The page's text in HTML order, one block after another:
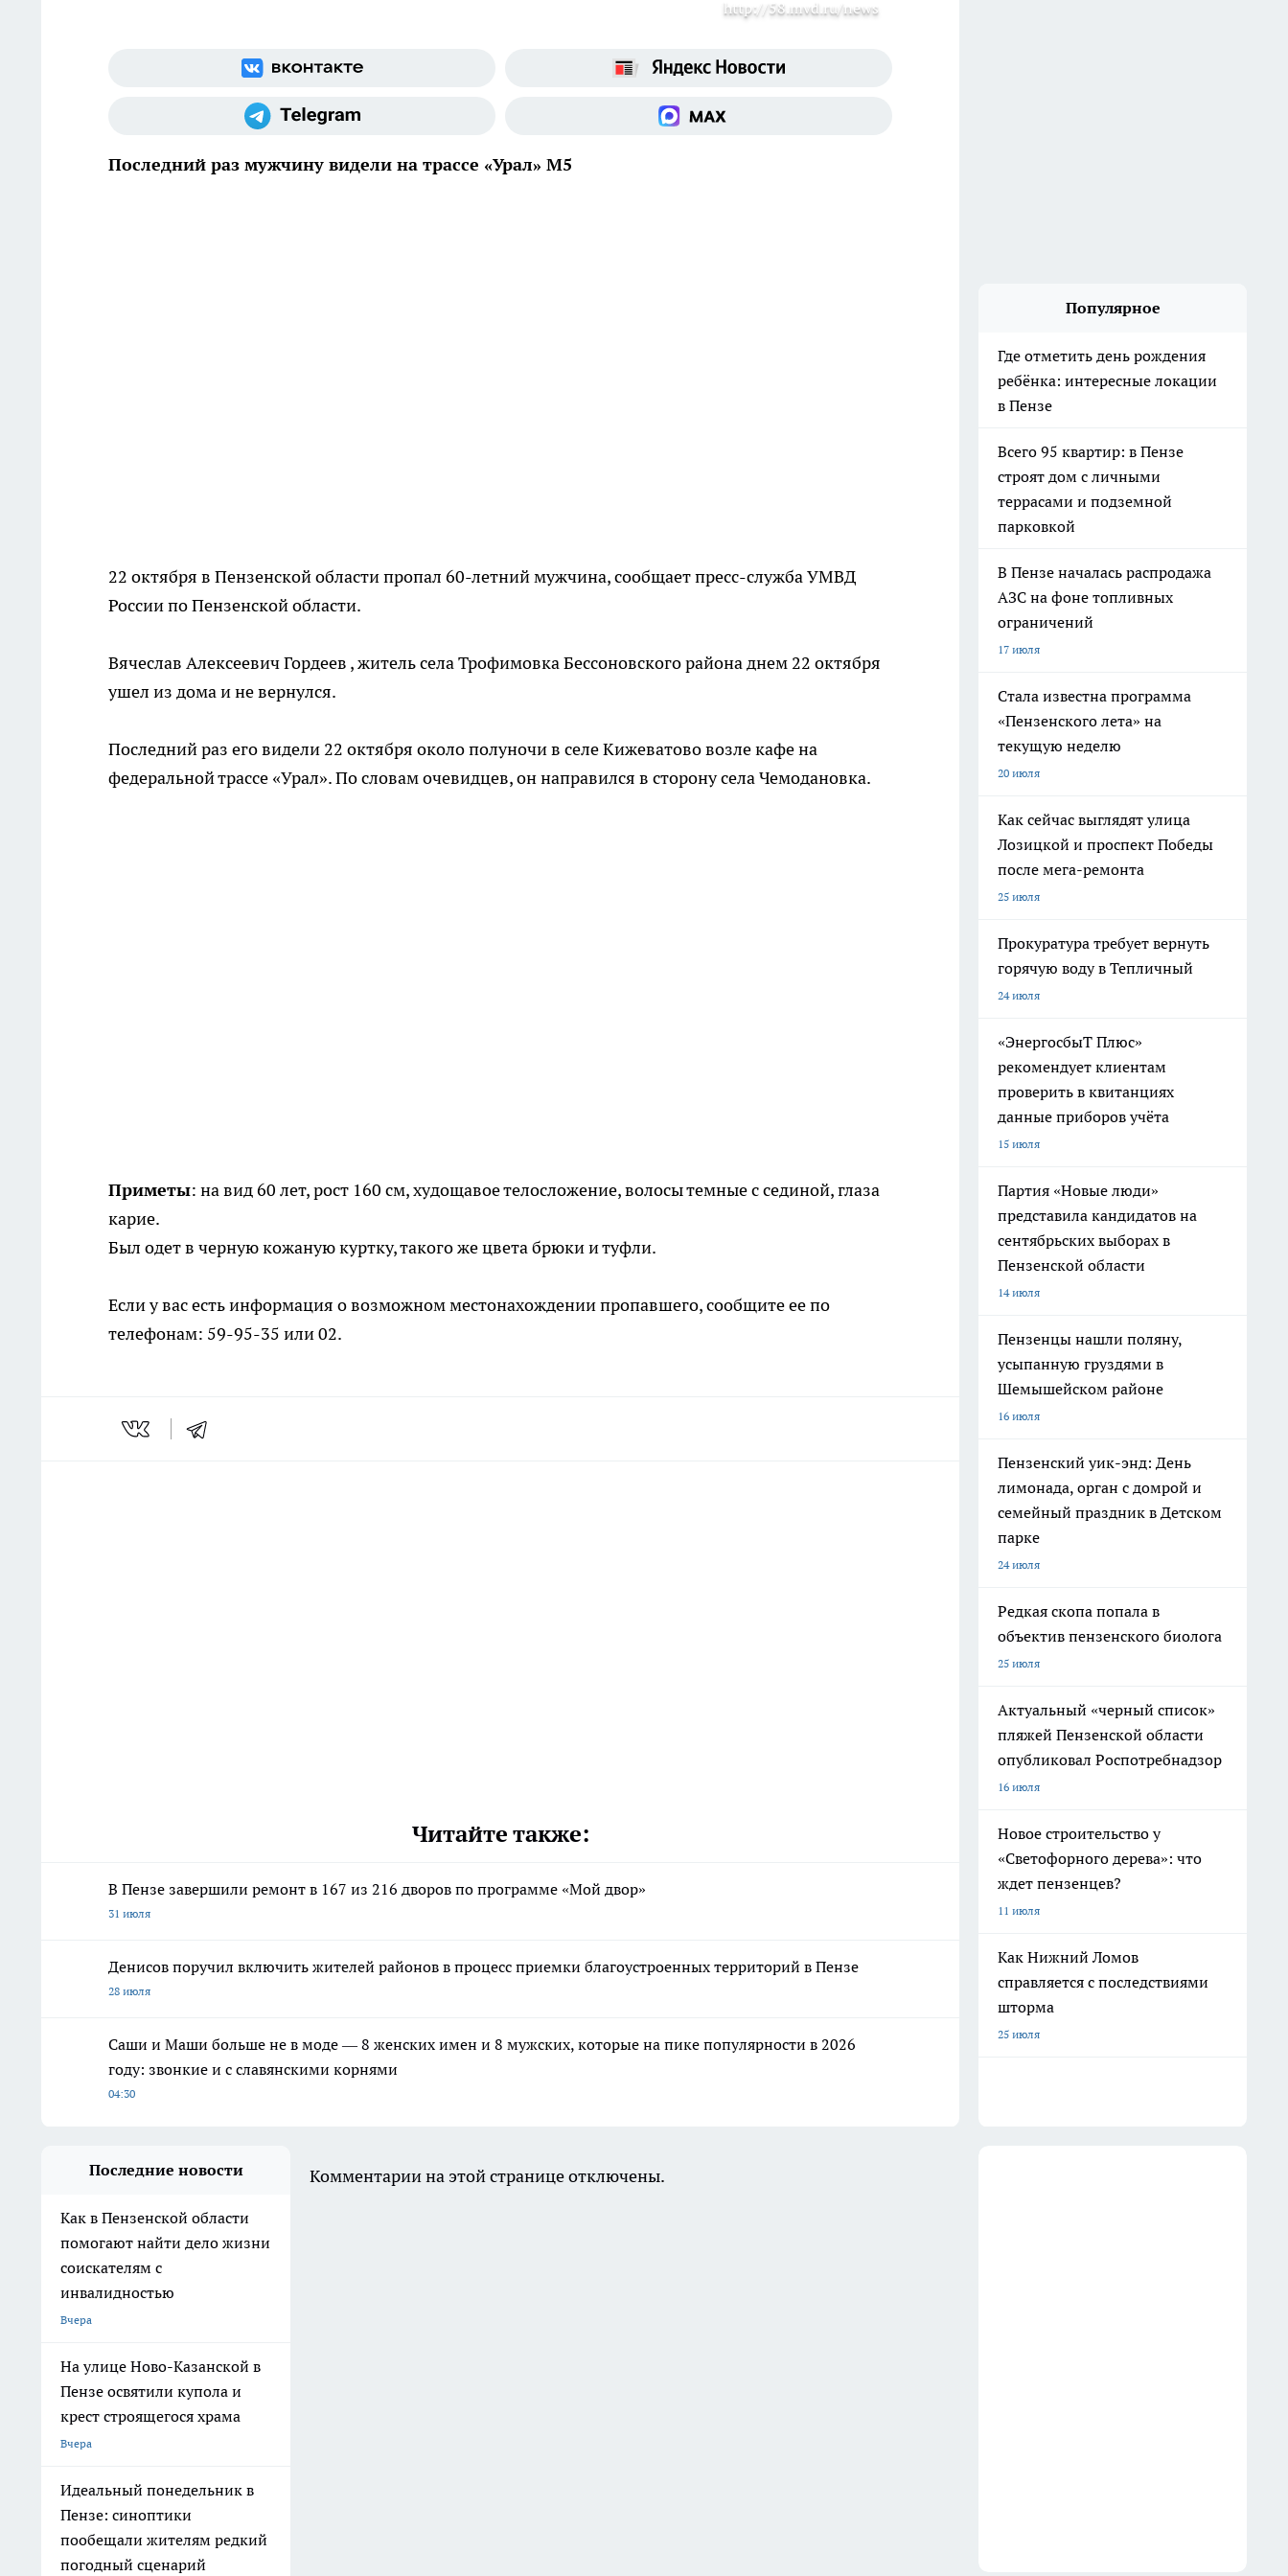
http://58.mvd.ru/news
Последний раз мужчину видели на трассе «Урал» М5
22 октября в Пензенской области пропал 60-летний мужчина, сообщает пресс-служба УМВД
России по Пензенской области.
Вячеслав Алексеевич Гордеев , житель села Трофимовка Бессоновского района днем 22 октября
ушел из дома и не вернулся.
Последний раз его видели 22 октября около полуночи в селе Кижеватово возле кафе на
федеральной трассе «Урал». По словам очевидцев, он направился в сторону села Чемодановка.
Приметы: на вид 60 лет, рост 160 см, худощавое телосложение, волосы темные с сединой, глаза
карие.
Был одет в черную кожаную куртку, такого же цвета брюки и туфли.
Если у вас есть информация о возможном местонахождении пропавшего, сообщите ее по
телефонам: 59-95-35 или 02.
Читайте также:
В Пензе завершили ремонт в 167 из 216 дворов по программе «Мой двор»
31 июля
Денисов поручил включить жителей районов в процесс приемки благоустроенных территорий в Пензе
28 июля
Саши и Маши больше не в моде — 8 женских имен и 8 мужских, которые на пике популярности в 2026
году: звонкие и с славянскими корнями
04:30
Популярное
Где отметить день рождения
ребёнка: интересные локации
в Пензе
Всего 95 квартир: в Пензе
строят дом с личными
террасами и подземной
парковкой
В Пензе началась распродажа
АЗС на фоне топливных
ограничений
17 июля
Стала известна программа
«Пензенского лета» на
текущую неделю
20 июля
Как сейчас выглядят улица
Лозицкой и проспект Победы
после мега-ремонта
25 июля
Прокуратура требует вернуть
горячую воду в Тепличный
24 июля
«ЭнергосбыТ Плюс»
рекомендует клиентам
проверить в квитанциях
данные приборов учёта
15 июля
Партия «Новые люди»
представила кандидатов на
сентябрьских выборах в
Пензенской области
14 июля
Пензенцы нашли поляну,
усыпанную груздями в
Шемышейском районе
16 июля
Пензенский уик-энд: День
лимонада, орган с домрой и
семейный праздник в Детском
парке
24 июля
Редкая скопа попала в
объектив пензенского биолога
25 июля
Актуальный «черный список»
пляжей Пензенской области
опубликовал Роспотребнадзор
16 июля
Новое строительство у
«Светофорного дерева»: что
ждет пензенцев?
11 июля
Как Нижний Ломов
справляется с последствиями
шторма
25 июля
Последние новости
Как в Пензенской области
помогают найти дело жизни
соискателям с
инвалидностью
Вчера
На улице Ново-Казанской в
Пензе освятили купола и
крест строящегося храма
Вчера
Идеальный понедельник в
Пензе: синоптики
пообещали жителям редкий
погодный сценарий
Комментарии на этой странице отключены.